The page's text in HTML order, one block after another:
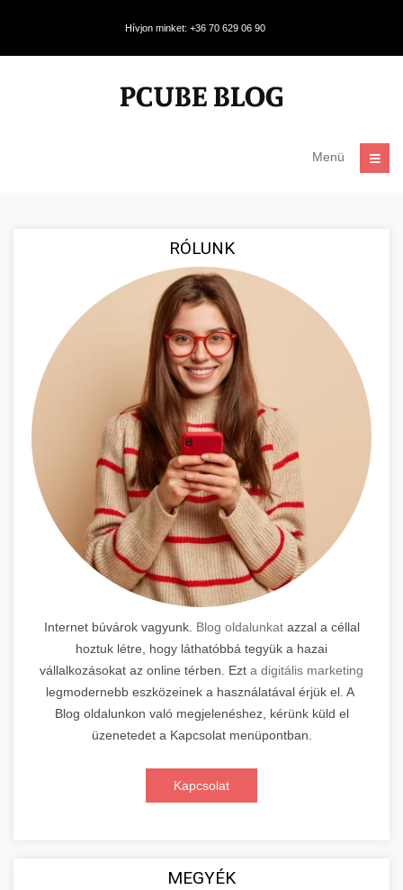
Hívjon minket: +36 70 629 06 90
Menü
RÓLUNK
Internet búvárok vagyunk. Blog oldalunkatazzal a céllal
hoztuk létre, hogy láthatóbbá tegyük a hazai
vállalkozásokat az online térben. Ezt a digitális marketing
legmodernebb eszközeinek a használatával érjük el. A
Blog oldalunkon való megjelenéshez, kérünk küld el
üzenetedet a Kapcsolat menüpontban.
Kapcsolat
MEGYÉK